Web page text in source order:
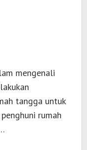
mengenali
tangga untuk
rumah